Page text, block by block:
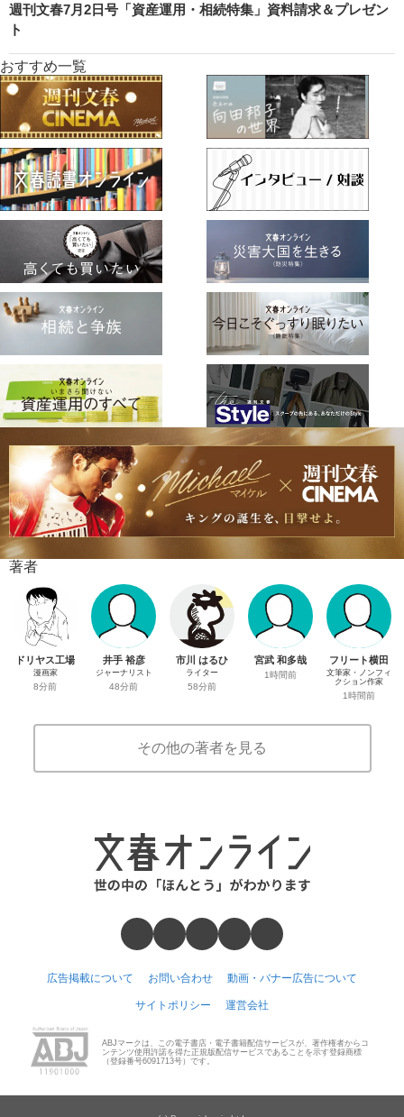
週刊文春7月2日号「資産運用・相続特集」資料請求＆プレゼン
ト
おすすめ一覧
著者
ドリヤス工場
漫画家
8分前
井手 裕彦
ジャーナリスト
48分前
市川 はるひ
ライター
58分前
宮武 和多哉
1時間前
フリート横田
文筆家・ノンフィ
クション作家
1時間前
その他の著者を見る
広告掲載について お問い合わせ 動画・バナー広告について
サイトポリシー 運営会社
ABJマークは、この電子書店・電子書籍配信サービスが、著作権者からコ
ンテンツ使用許諾を得た正規版配信サービスであることを示す登録商標
（登録番号6091713号）です。